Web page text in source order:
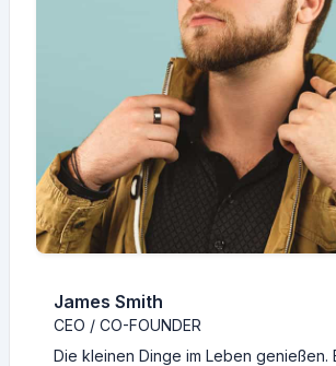
James Smith
CEO / CO-FOUNDER
Die kleinen Dinge im Leben genießen.